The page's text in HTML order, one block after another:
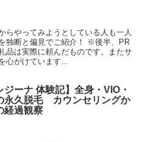
らやってみようとしている人も一人
独断と偏見でご紹介！ ※後半、PR
品は実際に頼んだものです。またサ
心がけています...
ジーナ 体験記】全身・VIO・
永久脱毛 カウンセリングか
経過観察